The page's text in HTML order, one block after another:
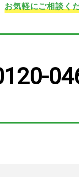
お気軽にご相談く